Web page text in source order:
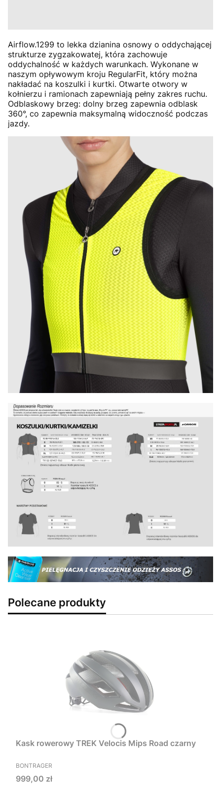
Airflow.1299 to lekka dzianina osnowy o oddychającej
strukturze zygzakowatej, która zachowuje
oddychalność w każdych warunkach. Wykonane w
naszym opływowym kroju RegularFit, który można
nakładać na koszulki i kurtki. Otwarte otwory w
kołnierzu i ramionach zapewniają pełny zakres ruchu.
Odblaskowy brzeg: dolny brzeg zapewnia odblask
360°, co zapewnia maksymalną widoczność podczas
jazdy.
Polecane produkty
Kask rowerowy TREK Velocis Mips Road czarny
PRODUCENT
BONTRAGER
Cena
999,00 zł